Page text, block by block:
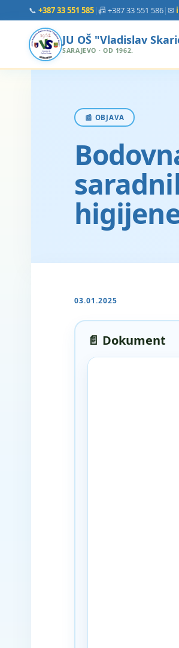
📞 +387 33 551 585|📠 +387 33 551 586|✉
JU OŠ "Vladislav
SARAJEVO · OD 1962.
📰 OBJAVA
03.01.2025
📄 Dokument